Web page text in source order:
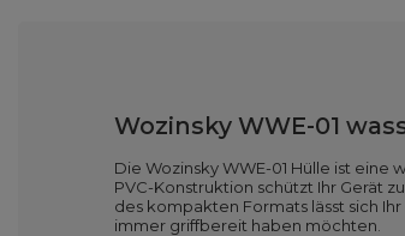
Wozinsky WWE-01
Die Wozinsky WWE-01 Hülle ist
PVC-Konstruktion schützt Ihr Gerät
des kompakten Formats lässt sich
immer griffbereit haben möchten.